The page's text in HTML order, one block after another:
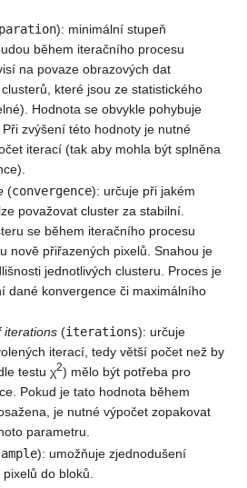
): minimální stupeň
během iteračního procesu
na povaze obrazových dat
které jsou ze statistického
Hodnota se obvykle pohybuje
zvýšení této hodnoty je nutné
iterací (tak aby mohla být splněna
(convergence): určuje při jakém
považovat cluster za stabilní.
se během iteračního procesu
nově přiřazených pixelů. Snahou je
jednotlivých clusteru. Proces je
dané konvergence či maximálního
iterations (iterations): určuje
iterací, tedy větší počet než by
testu χ2) mělo být potřeba pro
Pokud je tato hodnota během
je nutné výpočet zopakovat
parametru.
): umožňuje zjednodušení
do bloků.